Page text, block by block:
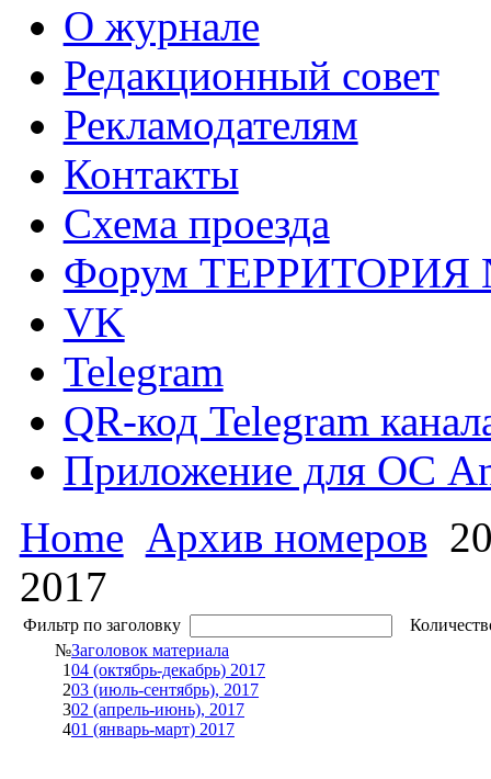
О журнале
Редакционный совет
Рекламодателям
Контакты
Схема проезда
Форум ТЕРРИТОРИЯ
VK
Telegram
QR-код Telegram
Приложение для ОС
Home Архив номеров
2017
Фильтр по заголовку
№Заголовок материала
104 (октябрь-декабрь) 2017
203 (июль-сентябрь), 2017
302 (апрель-июнь), 2017
401 (январь-март) 2017